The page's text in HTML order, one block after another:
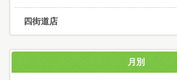
四街道店
月別